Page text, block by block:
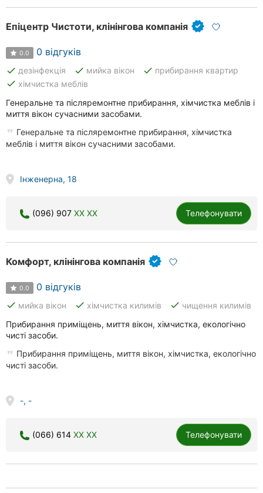
Епіцентр Чистоти, клінінгова компанія
0.0 0 відгуків
done дезінфекція done мийка вікон done прибирання квартир
done хімчистка меблів
Генеральне та післяремонтне прибирання, хімчистка меблів і
миття вікон сучасними засобами.
Генеральне та післяремонтне прибирання, хімчистка
меблів і миття вікон сучасними засобами.
Інженерна, 18
(096) 907 XX XX Телефонувати
Комфорт, клінінгова компанія
0.0 0 відгуків
done мийка вікон done хімчистка килимів done чищення килимів
Прибирання приміщень, миття вікон, хімчистка, екологічно
чисті засоби.
Прибирання приміщень, миття вікон, хімчистка, екологічно
чисті засоби.
-, -
(066) 614 XX XX Телефонувати